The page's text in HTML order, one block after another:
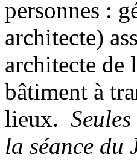
personnes :
architecte)
architecte de
bâtiment à
lieux.
la séance du